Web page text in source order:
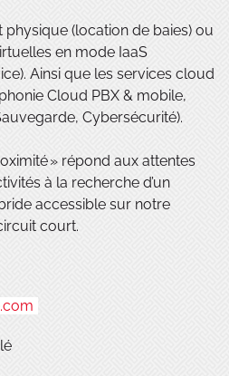
physique (location de baies) ou
en mode IaaS
Ainsi que les services cloud
Cloud PBX & mobile,
Cybersécurité).
» répond aux attentes
à la recherche d’un
accessible sur notre
court.